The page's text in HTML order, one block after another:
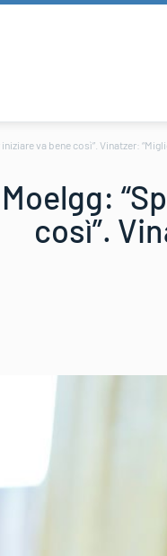
va bene così”. Vinatzer:
Moelgg:
così”.